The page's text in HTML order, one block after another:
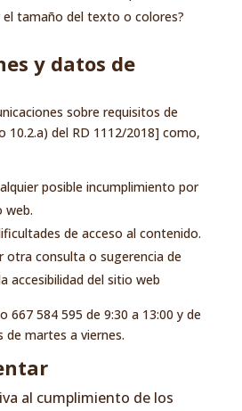
el tamaño del texto o colores?
y datos de
sobre requisitos de
10.2.a) del RD 1112/2018] como,
posible incumplimiento por
web.
de acceso al contenido.
otra consulta o sugerencia de
accesibilidad del sitio web
667 584 595 de 9:30 a 13:00 y de
de martes a viernes.
al cumplimiento de los